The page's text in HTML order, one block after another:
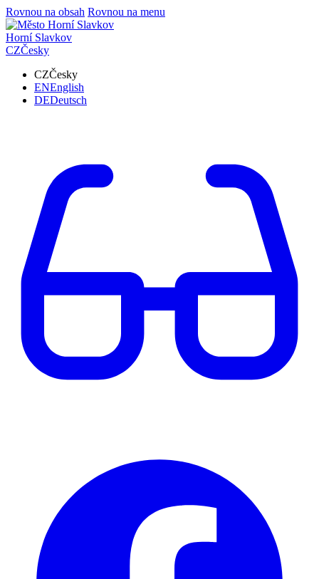
Rovnou na obsah Rovnou na menu
Horní Slavkov
CZČesky
CZČesky
ENEnglish
DEDeutsch